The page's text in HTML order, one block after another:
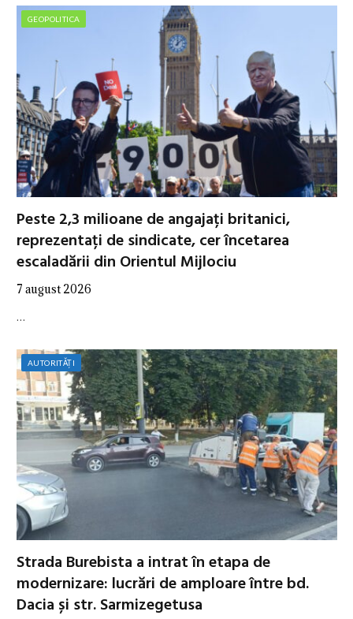
GEOPOLITICA
Peste 2,3 milioane de angajați britanici,
reprezentați de sindicate, cer încetarea
escaladării din Orientul Mijlociu
7 august 2026
…
AUTORITĂȚI
Strada Burebista a intrat în etapa de
modernizare: lucrări de amploare între bd.
Dacia și str. Sarmizegetusa